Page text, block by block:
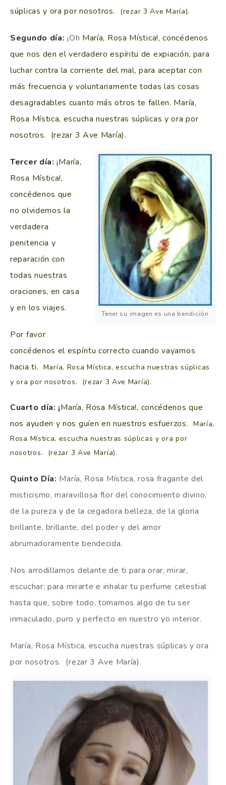
súplicas y ora por nosotros. (rezar 3 Ave María).
Segundo día: ¡Oh María, Rosa Mística!, concédenos
que nos den el verdadero espíritu de expiación, para
luchar contra la corriente del mal, para aceptar con
más frecuencia y voluntariamente todas las cosas
desagradables cuanto más otros te fallen. María,
Rosa Mística, escucha nuestras súplicas y ora por
nosotros. (rezar 3 Ave María).
Tener su imagen es una bendición
Tercer día: ¡María,
Rosa Mística!,
concédenos que
no olvidemos la
verdadera
penitencia y
reparación con
todas nuestras
oraciones, en casa
y en los viajes.
Por favor
concédenos el espíritu correcto cuando vayamos
hacia ti. María, Rosa Mística, escucha nuestras súplicas
y ora por nosotros. (rezar 3 Ave María).
Cuarto día: ¡María, Rosa Mística!, concédenos que
nos ayuden y nos guíen en nuestros esfuerzos. María,
Rosa Mística, escucha nuestras súplicas y ora por
nosotros. (rezar 3 Ave María).
Quinto Día: María, Rosa Mística, rosa fragante del
misticismo, maravillosa flor del conocimiento divino,
de la pureza y de la cegadora belleza, de la gloria
brillante, brillante, del poder y del amor
abrumadoramente bendecida.
Nos arrodillamos delante de ti para orar, mirar,
escuchar; para mirarte e inhalar tu perfume celestial
hasta que, sobre todo, tomamos algo de tu ser
inmaculado, puro y perfecto en nuestro yo interior.
María, Rosa Mística, escucha nuestras súplicas y ora
por nosotros. (rezar 3 Ave María).